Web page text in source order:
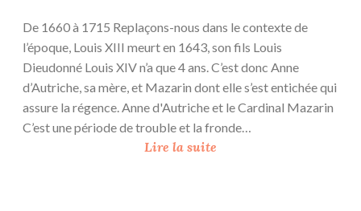
De 1660 à 1715 Replaçons-nous dans le contexte de
l’époque, Louis XIII meurt en 1643, son fils Louis
Dieudonné Louis XIV n’a que 4 ans. C’est donc Anne
d’Autriche, sa mère, et Mazarin dont elle s’est entichée qui
assure la régence. Anne d'Autriche et le Cardinal Mazarin
C’est une période de trouble et la fronde…
Lire la suite